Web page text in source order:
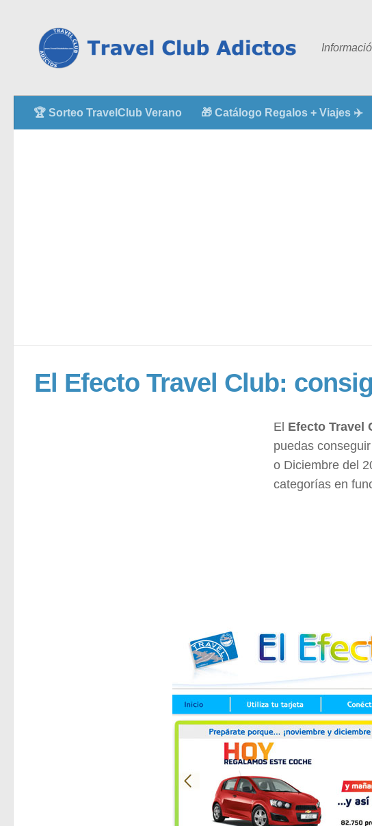
🏆 Sorteo TravelClub Verano 🎁 Catálogo Regalos + Viajes ✈️
El Efecto Travel Club:
El Efecto Travel
puedas
o Diciembre del
categorías en